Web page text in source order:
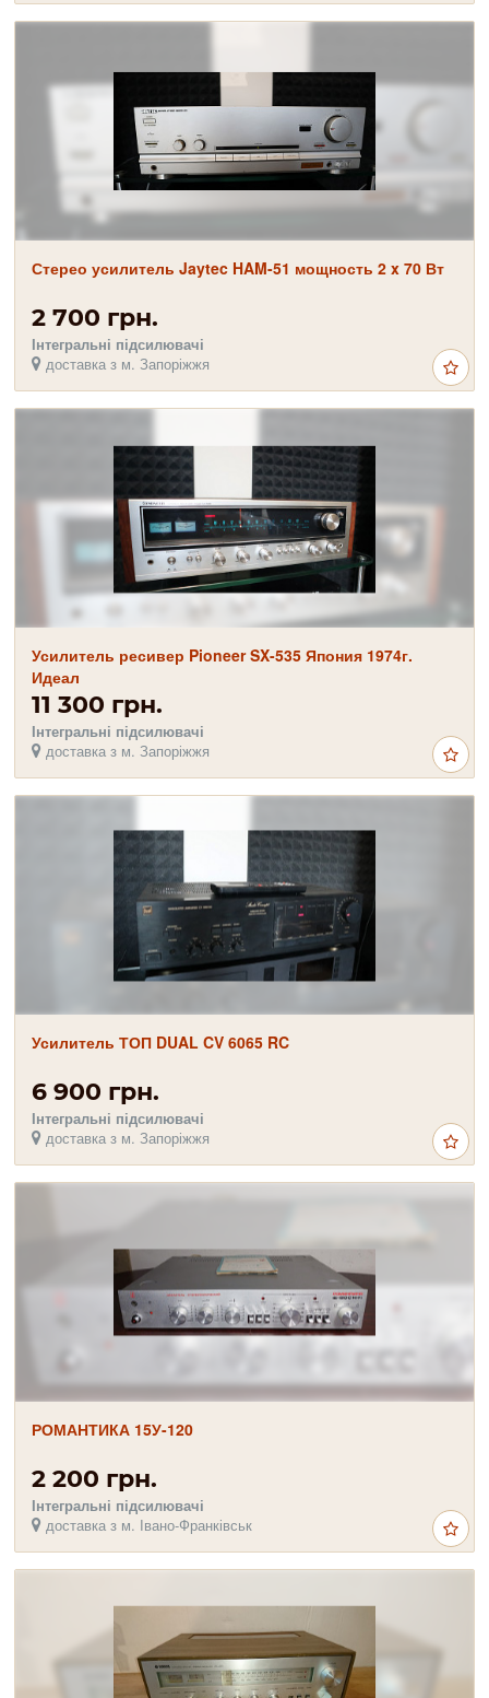
Стерео усилитель Jaytec HAM-51 мощность 2 x 70 Вт
2 700 грн.
Інтегральні підсилювачі
доставка з м. Запоріжжя
Усилитель ресивер Pioneer SX-535 Япония 1974г.
Идеал
11 300 грн.
Інтегральні підсилювачі
доставка з м. Запоріжжя
Усилитель ТОП DUAL CV 6065 RC
6 900 грн.
Інтегральні підсилювачі
доставка з м. Запоріжжя
РОМАНТИКА 15У-120
2 200 грн.
Інтегральні підсилювачі
доставка з м. Івано-Франківськ